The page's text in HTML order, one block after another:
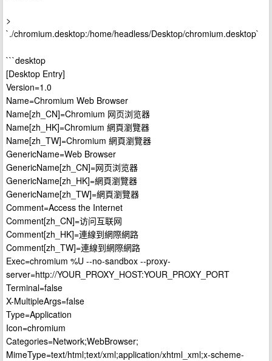
>
`./chromium.desktop:/home/headless/Desktop/chromium.desktop`
```desktop
[Desktop Entry]
Version=1.0
Name=Chromium Web Browser
Name[zh_CN]=Chromium 网页浏览器
Name[zh_HK]=Chromium 網頁瀏覽器
Name[zh_TW]=Chromium 網頁瀏覽器
GenericName=Web Browser
GenericName[zh_CN]=网页浏览器
GenericName[zh_HK]=網頁瀏覽器
GenericName[zh_TW]=網頁瀏覽器
Comment=Access the Internet
Comment[zh_CN]=访问互联网
Comment[zh_HK]=連線到網際網路
Comment[zh_TW]=連線到網際網路
Exec=chromium %U --no-sandbox --proxy-
server=http://YOUR_PROXY_HOST:YOUR_PROXY_PORT
Terminal=false
X-MultipleArgs=false
Type=Application
Icon=chromium
Categories=Network;WebBrowser;
MimeType=text/html;text/xml;application/xhtml_xml;x-scheme-